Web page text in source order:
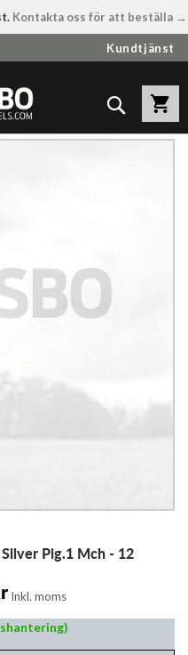
Kontakta oss för att beställa →
Kundtjänst
Sök
Pig.1 Mch - 12
Inkl. moms